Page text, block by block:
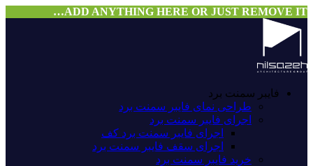
ADD ANYTHING HERE OR JUST REMOVE IT…
فایبر سمنت برد
طراحی نمای فایبر سمنت برد
اجرای فایبر سمنت برد
اجرای فایبر سمنت برد کف
اجرای سقف فایبر سمنت برد
خرید فایبر سمنت برد